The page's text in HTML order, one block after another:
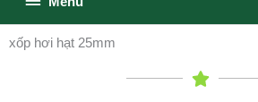
dưới
xốp hơi hạt 25mm